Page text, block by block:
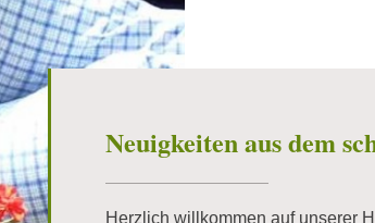
Neuigkeiten aus dem
Herzlich willkommen auf unserer